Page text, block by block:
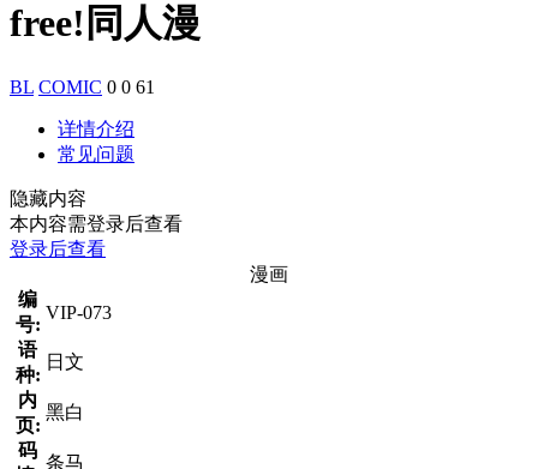
free!同人漫
BL COMIC 0 0 61
详情介绍
常见问题
隐藏内容
本内容需登录后查看
登录后查看
漫画
编
号:
VIP-073
语
种:
日文
内
页:
黑白
码
条马